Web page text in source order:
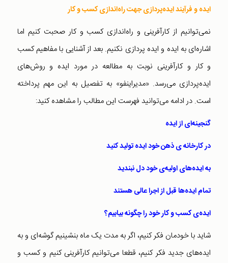
ایده و فرآیند ایده‌پردازی جهت راه‌اندازی کسب و کار
نمی‌توانیم از کارآفرینی و راه‌اندازی کسب و کار صحبت کنیم اما
اشاره‌ای به ایده و ایده پردازی نکنیم. بعد از آشنایی با مفاهیم کسب
و کار و کارآفرینی نوبت به مطالعه در مورد ایده و روش‌های
ایده‌پردازی می‌رسد. «مدیراینفو» به تفصیل به این مهم پرداخته
است. در ادامه می‌توانید فهرست این مطالب را مشاهده کنید:
گنجینه‌ای از ایده
در کارخانه ی ذهن خود ایده تولید کنید
به ايده‌های اوليه‌ی خود دل نبنديد
تمام ايده‌ها قبل از اجرا عالی هستند
ايده‌ی كسب و كار خود را چگونه بيابيم؟
شاید با خودمان فکر کنیم، اگر به مدت یک ماه بنشینیم گوشه‌ای و به
ایده‌های جدید فکر کنیم، قطعا می‌توانیم کارآفرینی کنیم و کسب و